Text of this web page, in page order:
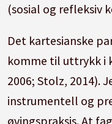
(sosial og refleksiv
Det kartesianske
komme til uttrykk i
2006; Stolz, 2014).
instrumentell og
øvingspraksis. At